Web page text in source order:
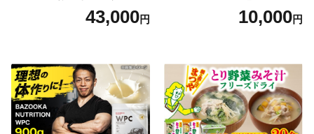
寸 3段重 2～3人前 おせち料
理 重箱 お正月 冷凍おせち 縁
ち 本格おせち おせち予約 年
末 年始 お取り寄せ 新春 贅沢
おせち こだわりおせち 惣菜
老舗おせち ふるさと納税お
せち 御節 お節料理 正月 調理
不要 おせち料理2027
43,000円
かず お酒 おつまみ ギフト キ
ャンプ アウトドア キャンプ
10,000円